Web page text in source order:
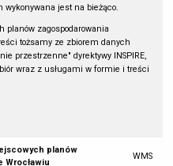
jest na bieżąco.
planów zagospodarowania
tożsamy ze zbiorem danych
przestrzenne" dyrektywy INSPIRE,
wraz z usługami w formie i treści
planów
WMS